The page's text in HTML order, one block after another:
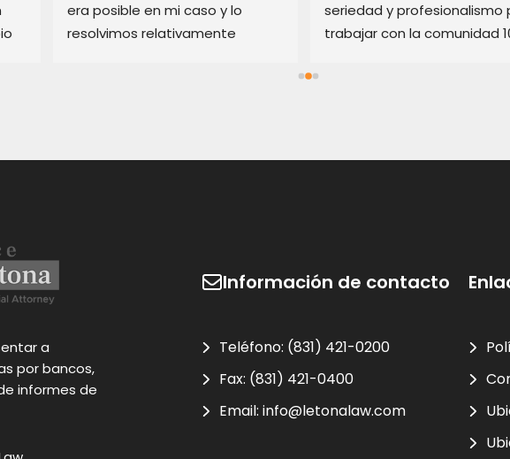
era posible en mi caso y lo
resolvimos relativamente
seriedad y profesionalismo
trabajar con la comunidad
a
por bancos,
informes de
Información de contacto
Teléfono: (831) 421-0200
Fax: (831) 421-0400
Email:info@letonalaw.com